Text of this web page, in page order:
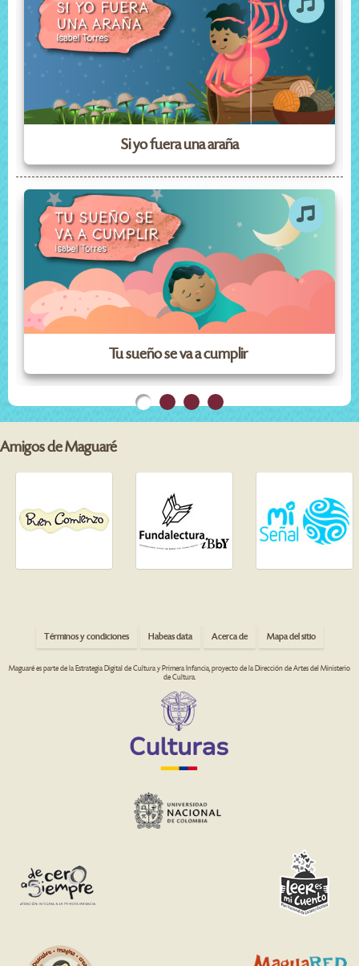
Si yo fuera una araña
Tu sueño se va a cumplir
Amigos de Maguaré
Términos y condiciones Habeas data Acerca de Mapa del sitio
Maguaré es parte de la Estrategia Digital de Cultura y Primera Infancia, proyecto de la Dirección de Artes del Ministerio
de Cultura.